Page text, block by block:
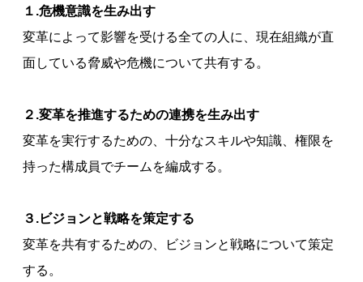
１.危機意識を生み出す
変革によって影響を受ける全ての人に、現在組織が直
面している脅威や危機について共有する。
２.変革を推進するための連携を生み出す
変革を実行するための、十分なスキルや知識、権限を
持った構成員でチームを編成する。
３.ビジョンと戦略を策定する
変革を共有するための、ビジョンと戦略について策定
する。